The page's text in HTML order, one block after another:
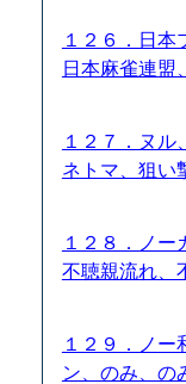
１２６．日本
日本麻雀連
１２７．ヌル
ネトマ、狙
１２８．ノー
不聴親流れ、
１２９．ノー
ン、のみ、